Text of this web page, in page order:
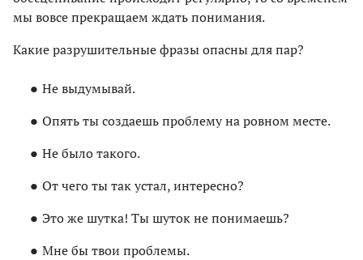
мы вовсе прекращаем ждать понимания.
Какие разрушительные фразы опасны для пар?
Не выдумывай.
Опять ты создаешь проблему на ровном месте.
Не было такого.
От чего ты так устал, интересно?
Это же шутка! Ты шуток не понимаешь?
Мне бы твои проблемы.